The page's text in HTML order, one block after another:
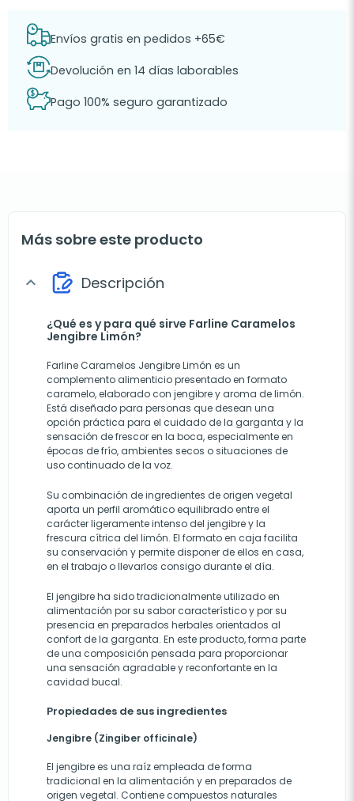
Envíos gratis en pedidos +65€
Devolución en 14 días laborables
Pago 100% seguro garantizado
Más sobre este producto
expand_more Descripción
¿Qué es y para qué sirve Farline Caramelos
Jengibre Limón?
Farline Caramelos Jengibre Limón es un
complemento alimenticio presentado en formato
caramelo, elaborado con jengibre y aroma de limón.
Está diseñado para personas que desean una
opción práctica para el cuidado de la garganta y la
sensación de frescor en la boca, especialmente en
épocas de frío, ambientes secos o situaciones de
uso continuado de la voz.
Su combinación de ingredientes de origen vegetal
aporta un perfil aromático equilibrado entre el
carácter ligeramente intenso del jengibre y la
frescura cítrica del limón. El formato en caja facilita
su conservación y permite disponer de ellos en casa,
en el trabajo o llevarlos consigo durante el día.
El jengibre ha sido tradicionalmente utilizado en
alimentación por su sabor característico y por su
presencia en preparados herbales orientados al
confort de la garganta. En este producto, forma parte
de una composición pensada para proporcionar
una sensación agradable y reconfortante en la
cavidad bucal.
Propiedades de sus ingredientes
Jengibre (Zingiber officinale)
El jengibre es una raíz empleada de forma
tradicional en la alimentación y en preparados de
origen vegetal. Contiene compuestos naturales